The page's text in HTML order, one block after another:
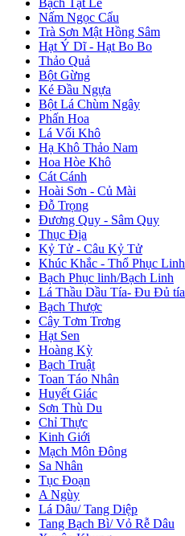
Bạch Tật Lê
Nấm Ngọc Cẩu
Trà Sơn Mật Hồng Sâm
Hạt Ý Dĩ - Hạt Bo Bo
Thảo Quả
Bột Gừng
Ké Đầu Ngựa
Bột Lá Chùm Ngây
Phấn Hoa
Lá Vối Khô
Hạ Khô Thảo Nam
Hoa Hòe Khô
Cát Cánh
Hoài Sơn - Củ Mài
Đỗ Trọng
Đương Quy - Sâm Quy
Thục Địa
Kỷ Tử - Câu Kỷ Tử
Khúc Khắc - Thổ Phục Linh
Bạch Phục linh/Bạch Linh
Lá Thầu Dầu Tía- Đu Đủ tía
Bạch Thược
Cây Tơm Trơng
Hạt Sen
Hoàng Kỳ
Bạch Truật
Toan Táo Nhân
Huyết Giác
Sơn Thù Du
Chỉ Thực
Kinh Giới
Mạch Môn Đông
Sa Nhân
Tục Đoạn
A Ngùy
Lá Dâu/ Tang Diệp
Tang Bạch Bì/ Vỏ Rễ Dâu